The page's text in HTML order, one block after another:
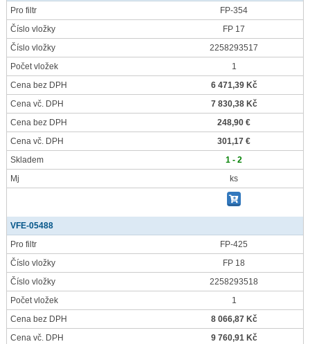
Pro filtr
FP-354
Číslo vložky
FP 17
Číslo vložky
2258293517
Počet vložek
1
Cena bez DPH
6 471,39 Kč
Cena vč. DPH
7 830,38 Kč
Cena bez DPH
248,90 €
Cena vč. DPH
301,17 €
Skladem
1 - 2
Mj
ks
VFE-05488
Pro filtr
FP-425
Číslo vložky
FP 18
Číslo vložky
2258293518
Počet vložek
1
Cena bez DPH
8 066,87 Kč
Cena vč. DPH
9 760,91 Kč